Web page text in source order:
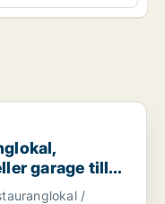
hotell
garage till
/